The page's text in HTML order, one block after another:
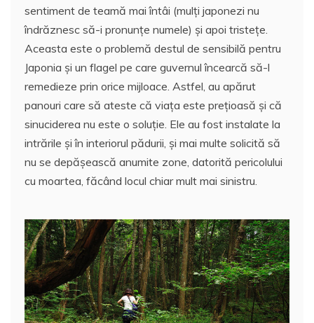
sentiment de teamă mai întâi (mulţi japonezi nu
îndrăznesc să-i pronunţe numele) şi apoi tristeţe.
Aceasta este o problemă destul de sensibilă pentru
Japonia şi un flagel pe care guvernul încearcă să-l
remedieze prin orice mijloace. Astfel, au apărut
panouri care să ateste că viaţa este preţioasă şi că
sinuciderea nu este o soluţie. Ele au fost instalate la
intrările şi în interiorul pădurii, şi mai multe solicită să
nu se depăşească anumite zone, datorită pericolului
cu moartea, făcând locul chiar mult mai sinistru.